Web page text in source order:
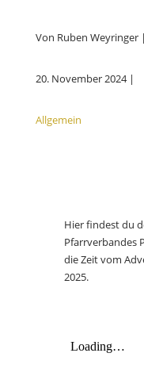
Von Ruben Weyringer |
20. November 2024 |
Allgemein
Hier findest du
Pfarrverbandes
die Zeit vom
2025.